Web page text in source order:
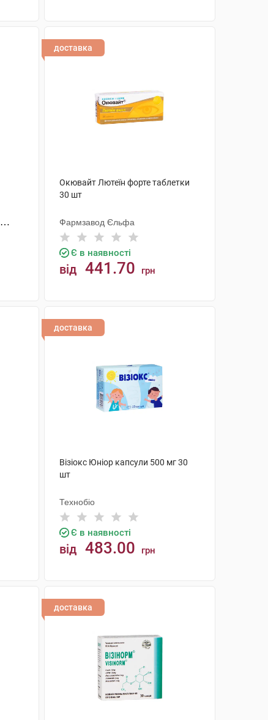
доставка
Окювайт Лютеїн форте таблетки
30 шт
Фармзавод Єльфа
Є в наявності
від 441.70 грн
доставка
Візіокс Юніор капсули 500 мг 30
шт
Технобіо
Є в наявності
від 483.00 грн
доставка